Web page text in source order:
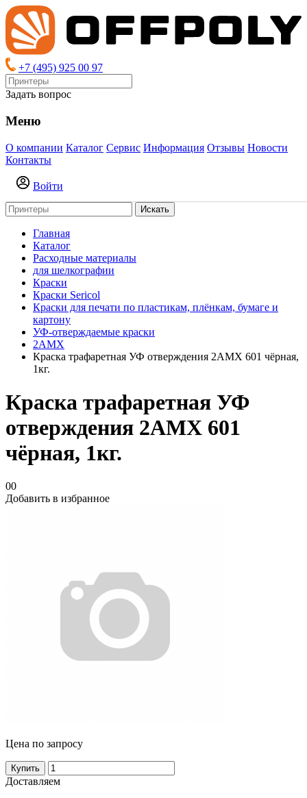
+7 (495) 925 00 97
Задать вопрос
Меню
О компании Каталог Сервис Информация Отзывы Новости
Контакты
Войти
Искать
Главная
Каталог
Расходные материалы
для шелкографии
Краски
Краски Sericol
Краски для печати по пластикам, плёнкам, бумаге и
картону
УФ-отверждаемые краски
2AMX
Краска трафаретная УФ отверждения 2АМХ 601 чёрная,
1кг.
Краска трафаретная УФ
отверждения 2АМХ 601
чёрная, 1кг.
00
Добавить в избранное
Цена по запросу
Купить
Доставляем